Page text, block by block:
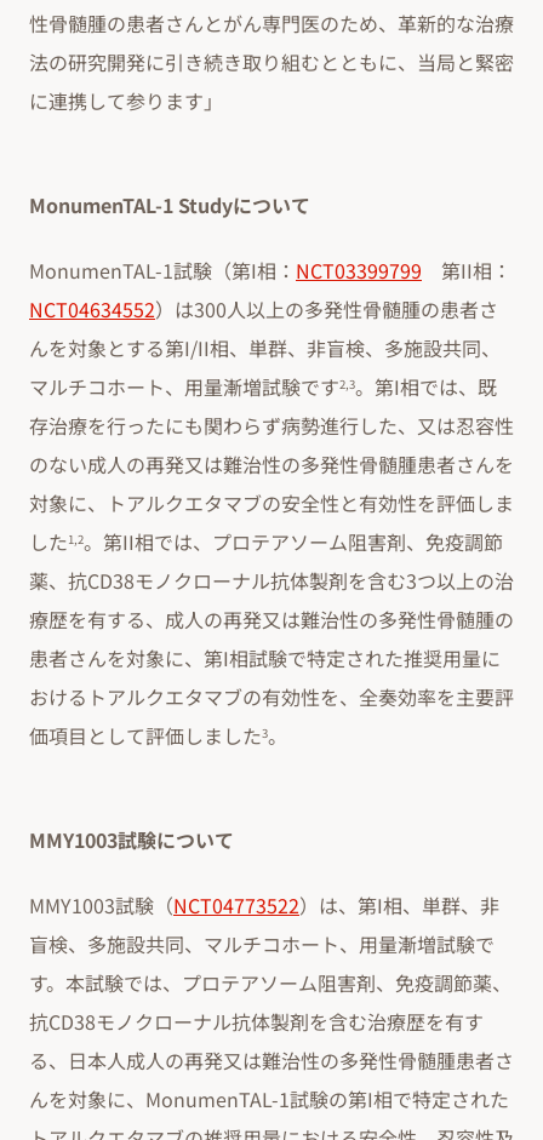
性骨髄腫の患者さんとがん専門医のため、革新的な治療
法の研究開発に引き続き取り組むとともに、当局と緊密
に連携して参ります」
MonumenTAL-1 Studyについて
MonumenTAL-1試験（第I相： NCT03399799 第II相：
NCT04634552）は300人以上の多発性骨髄腫の患者さ
んを対象とする第I/II相、単群、非盲検、多施設共同、
マルチコホート、用量漸増試験です2,3。第I相では、既
存治療を行ったにも関わらず病勢進行した、又は忍容性
のない成人の再発又は難治性の多発性骨髄腫患者さんを
対象に、トアルクエタマブの安全性と有効性を評価しま
した1,2。第II相では、プロテアソーム阻害剤、免疫調節
薬、抗CD38モノクローナル抗体製剤を含む3つ以上の治
療歴を有する、成人の再発又は難治性の多発性骨髄腫の
患者さんを対象に、第I相試験で特定された推奨用量に
おけるトアルクエタマブの有効性を、全奏効率を主要評
価項目として評価しました3。
MMY1003試験について
MMY1003試験（NCT04773522）は、第I相、単群、非
盲検、多施設共同、マルチコホート、用量漸増試験で
す。本試験では、プロテアソーム阻害剤、免疫調節薬、
抗CD38モノクローナル抗体製剤を含む治療歴を有す
る、日本人成人の再発又は難治性の多発性骨髄腫患者さ
んを対象に、MonumenTAL-1試験の第I相で特定された